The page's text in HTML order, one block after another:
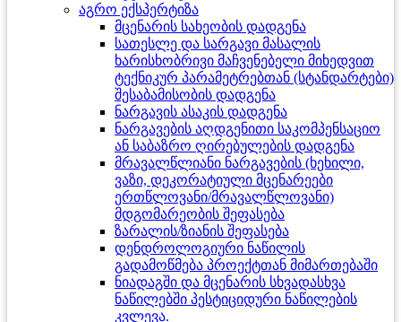
აგრო ექსპერტიზა
მცენარის სახეობის დადგენა
სათესლე და სარგავი მასალის
ხარისხობრივი მაჩვენებელი მიხედვით
ტექნიკურ პარამეტრებთან (სტანდარტები)
შესაბამისობის დადგენა
ნარგავის ასაკის დადგენა
ნარგავების აღდგენითი საკომპენსაციო
ან საბაზრო ღირებულების დადგენა
მრავალწლიანი ნარგავების (ხეხილი,
ვაზი, დეკორატიული მცენარეები
ერთწლოვანი/მრავალწლოვანი)
მდგომარეობის შეფასება
ზარალის/ზიანის შეფასება
დენდროლოგიური ნაწილის
გადამოწმება პროექტთან მიმართებაში
ნიადაგში და მცენარის სხვადასხვა
ნაწილებში პესტიციდური ნაწილების
კვლევა.